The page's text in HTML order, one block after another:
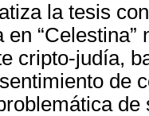
la tesis
en
cripto-judía,
de